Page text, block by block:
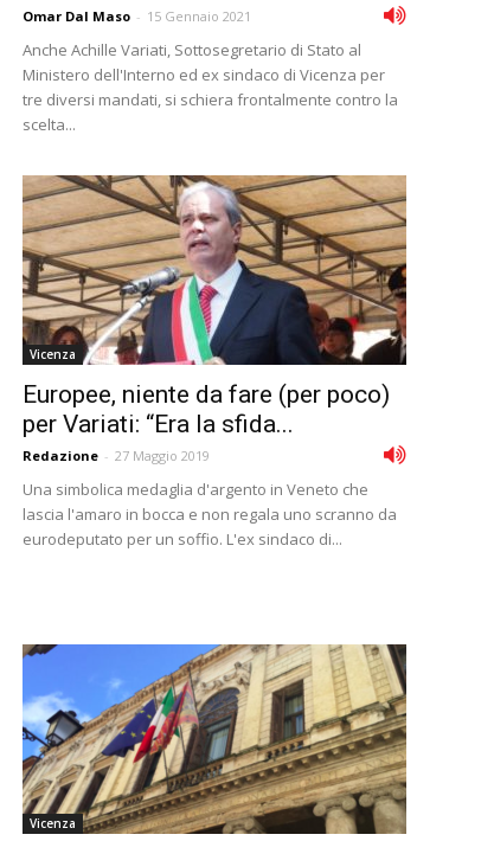
Omar Dal Maso - 15 Gennaio 2021
Anche Achille Variati, Sottosegretario di Stato al
Ministero dell'Interno ed ex sindaco di Vicenza per
tre diversi mandati, si schiera frontalmente contro la
scelta...
Vicenza
Europee, niente da fare (per poco)
per Variati: “Era la sfida...
Redazione - 27 Maggio 2019
Una simbolica medaglia d'argento in Veneto che
lascia l'amaro in bocca e non regala uno scranno da
eurodeputato per un soffio. L'ex sindaco di...
Vicenza